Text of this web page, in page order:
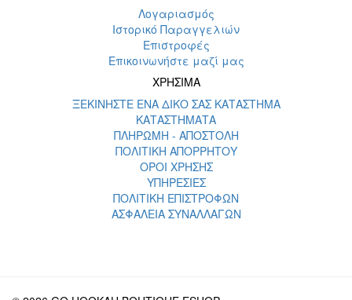
Λογαριασμός
Ιστορικό Παραγγελιών
Επιστροφές
Επικοινωνήστε μαζί μας
ΧΡΗΣΙΜΑ
ΞΕΚΙΝΗΣΤΕ ΕΝΑ ΔΙΚΟ ΣΑΣ ΚΑΤΑΣΤΗΜΑ
ΚΑΤΑΣΤΗΜΑΤΑ
ΠΛΗΡΩΜΗ - ΑΠΟΣΤΟΛΗ
ΠΟΛΙΤΙΚΗ ΑΠΟΡΡΗΤΟΥ
ΟΡΟΙ ΧΡΗΣΗΣ
ΥΠΗΡΕΣΙΕΣ
ΠΟΛΙΤΙΚΗ ΕΠΙΣΤΡΟΦΩΝ
ΑΣΦΑΛΕΙΑ ΣΥΝΑΛΛΑΓΩΝ